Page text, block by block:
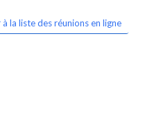
à la liste des réunions en ligne